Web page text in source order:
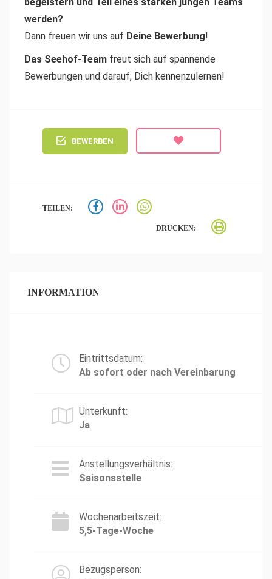
werden?
Dann freuen wir uns auf Deine Bewerbung!
Das Seehof-Team freut sich auf spannende
Bewerbungen und darauf, Dich kennenzulernen!
BEWERBEN
TEILEN:
DRUCKEN:
INFORMATION
Eintrittsdatum:
Ab sofort oder nach Vereinbarung
Unterkunft:
Ja
Anstellungsverhältnis:
Saisonsstelle
Wochenarbeitszeit:
5,5-Tage-Woche
Bezugsperson: